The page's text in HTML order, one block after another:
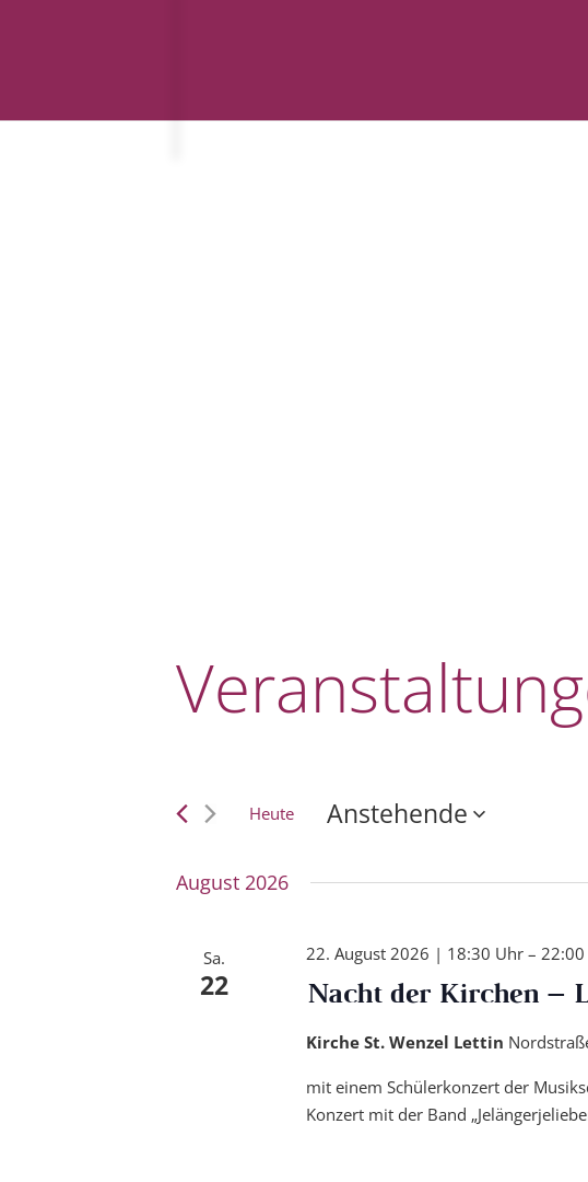
Heute Anstehende
August 2026
Sa.
22 Nacht der Kirchen –
22. August 2026 | 18:30 Uhr–
Kirche St. Wenzel Lettin
mit einem Schülerkonzert der
Konzert mit der Band